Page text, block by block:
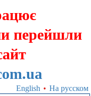
перейшли
English • На русском